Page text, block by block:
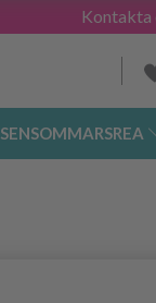
Kontakta
SENSOMMARSREA